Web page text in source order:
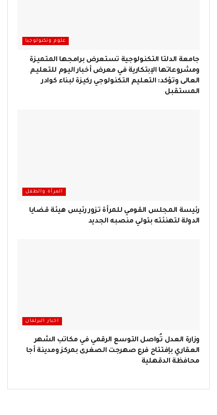
علوم وتكنولوجيا
جامعة الدلتا التكنولوجية تستعرض برامجها المتميزة
ومشروعاتها الإبتكارية في معرض أخبار اليوم للتعليم
العالى وتؤكد: التعليم التكنولوجي ركيزة لبناء كوادر
المستقبل
المرأة والطفل
رئيسة المجلس القومي للمرأة تزور رئيس هيئة قضايا
الدولة لتهنئته بتولي منصبه الجديد
اخبار البرلمان
وزارة العدل تُواصل التوسع الرقمي في مكاتب الشهر
العقاري بإفتتاح فرع صهرجت الصغرى بمركز ومدينة أجا
محافظة الدقهلية